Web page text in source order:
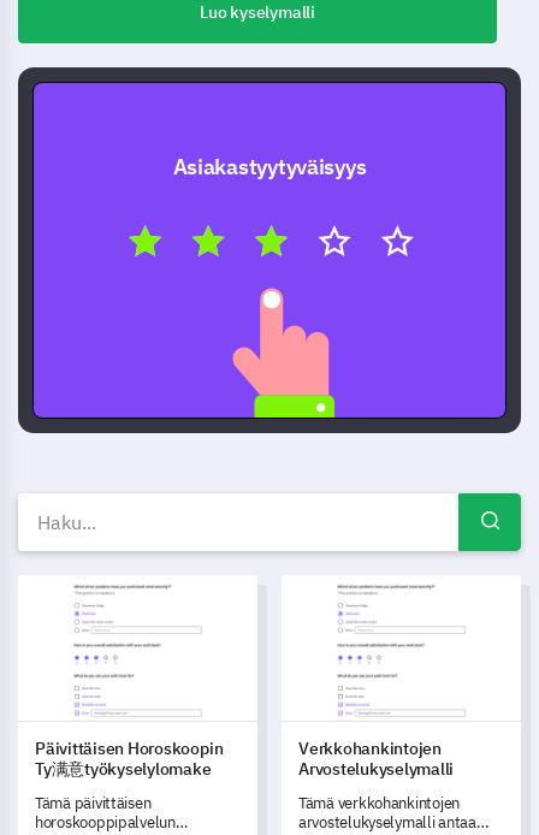
Luo kyselymalli
Asiakastyytyväisyys
Ilmaiset kyselymallit —
Päivittäisen Horoskoopin Ty满意työkyselylomake
Päivittäisen Horoskoopin
Ty满意työkyselylomake
Tämä päivittäisen
horoskooppipalvelun
Verkkohankintojen
Verkkohankintojen
Arvostelukyselymalli
Tämä verkkohankintojen
arvostelukyselymalli antaa